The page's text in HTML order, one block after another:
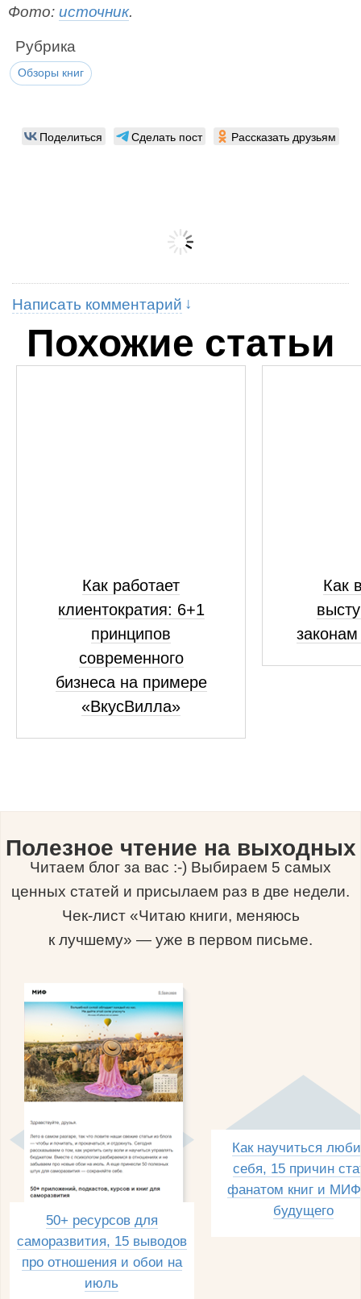
Фото: источник.
Рубрика
Обзоры книг
Поделиться Сделать пост Рассказать друзьям
Написать комментарий
Похожие статьи
Как работает
клиентократия: 6+1
принципов
современного
бизнеса на примере
«ВкусВилла»
Как
Полезное чтение на выходных
Читаем блог за вас :-) Выбираем 5 самых
ценных статей и присылаем раз в две недели.
Чек-лист «Читаю книги, меняюсь
к лучшему» — уже в первом письме.
50+ ресурсов для
саморазвития, 15 выводов
про отношения и обои на
июль
Как научиться
себя, 15 причин
фанатом книг и
будущего